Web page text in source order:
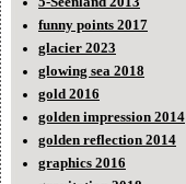
funny points 2017
glacier 2023
glowing sea 2018
gold 2016
golden impression 2014
golden reflection 2014
graphics 2016